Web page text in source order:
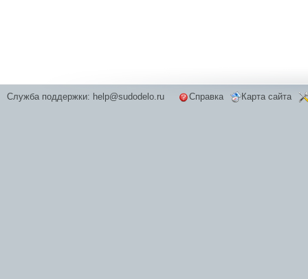
Служба поддержки: help@sudodelo.ru Справка Карта сайта